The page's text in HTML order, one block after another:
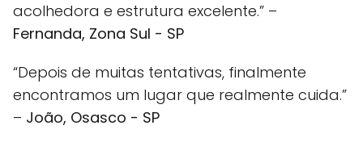
acolhedora e estrutura excelente.” –
Fernanda, Zona Sul - SP
“Depois de muitas tentativas, finalmente
encontramos um lugar que realmente cuida.”
– João, Osasco - SP